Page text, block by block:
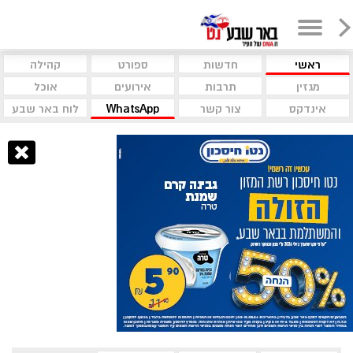
ראשי חדשות ספורט
קהילה
מגזין
תרבות אירועים
אוכל
אינדקס
צור קשר WhatsApp לוח באר שבע